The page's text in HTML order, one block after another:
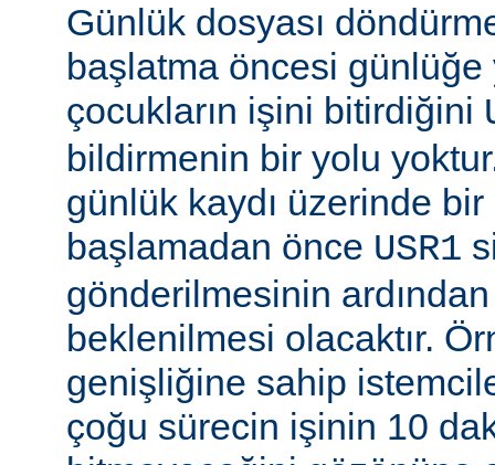
Günlük dosyası
başlatma öncesi
çocukların işini bitirdiğini
bildirmenin bir yolu
günlük kaydı üzerinde
başlamadan önce USR1
gönderilmesinin
beklenilmesi olacaktır.
genişliğine sahip
çoğu sürecin işinin 10